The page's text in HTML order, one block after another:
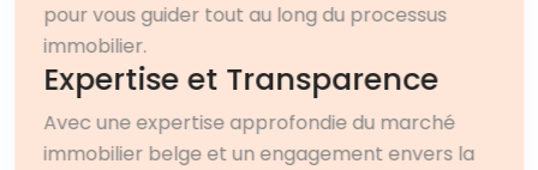
pour vous guider tout au long du processus
immobilier.
Expertise et Transparence
Avec une expertise approfondie du marché
immobilier belge et un engagement envers la